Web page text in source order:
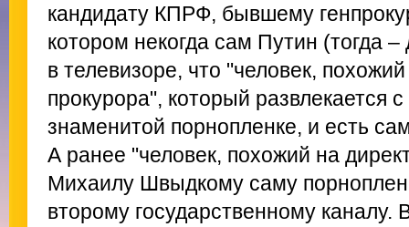
кандидату КПРФ, бывшему
котором некогда сам Путин (тогда
в телевизоре, что "человек,
прокурора", который развлекается
знаменитой порнопленке, и есть
А ранее "человек, похожий на
Михаилу Швыдкому саму
второму государственному каналу.